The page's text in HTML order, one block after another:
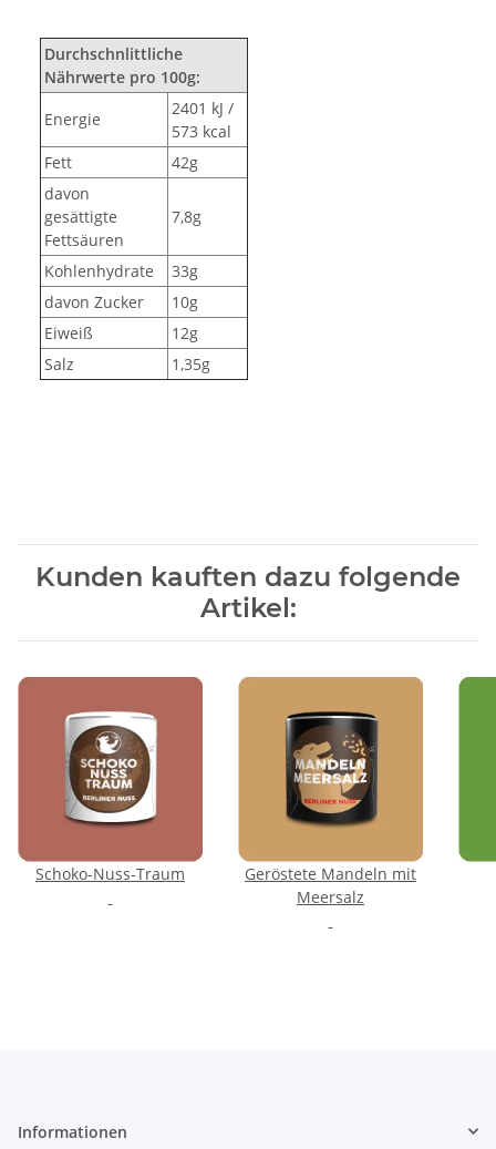
Durchschnlittliche
Nährwerte pro 100g:
Energie
2401 kJ /
573 kcal
Fett
42g
davon
gesättigte
Fettsäuren
7,8g
Kohlenhydrate
33g
davon Zucker
10g
Eiweiß
12g
Salz
1,35g
Kunden kauften dazu folgende
Artikel:
Schoko-Nuss-Traum
Geröstete Mandeln mit
Meersalz
Informationen